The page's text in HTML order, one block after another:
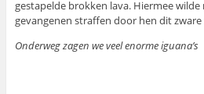
gestapelde brokken lava. Hiermee
gevangenen straffen door hen dit
Onderweg zagen we veel enorme iguana’s